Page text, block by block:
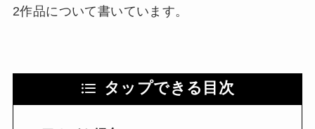
2作品について書いています。
タップできる目次